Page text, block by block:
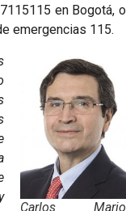
en Bogotá, o
emergencias 115.
Carlos Mario